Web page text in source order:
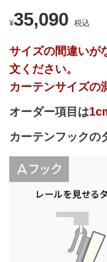
¥35,090 税込
サイズの間違いが
文ください。
カーテンサイズの
オーダー項目は
カーテンフックの